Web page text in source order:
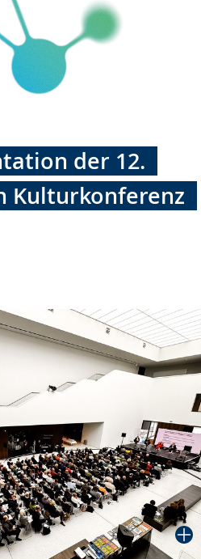
der 12.
Kulturkonferenz